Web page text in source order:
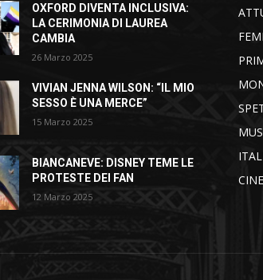
OXFORD DIVENTA INCLUSIVA:
LA CERIMONIA DI LAUREA
CAMBIA
26 Marzo 2025
VIVIAN JENNA WILSON: “IL MIO
SESSO È UNA MERCE”
15 Marzo 2025
BIANCANEVE: DISNEY TEME LE
PROTESTE DEI FAN
12 Marzo 2025